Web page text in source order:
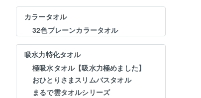
カラータオル
32色プレーンカラータオル
吸水力特化タオル
極吸水タオル【吸水力極めました】
おひとりさまスリムバスタオル
まるで雲タオルシリーズ